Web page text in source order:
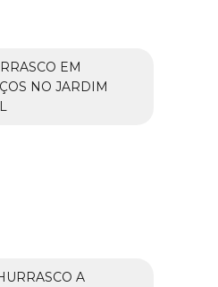
EM
NO JARDIM
A